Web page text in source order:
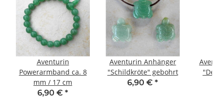
Aventurin
Powerarmband ca. 8
mm / 17 cm
6,90 € *
Aventurin Anhänger
"Schildkröte" gebohrt
6,90 € *